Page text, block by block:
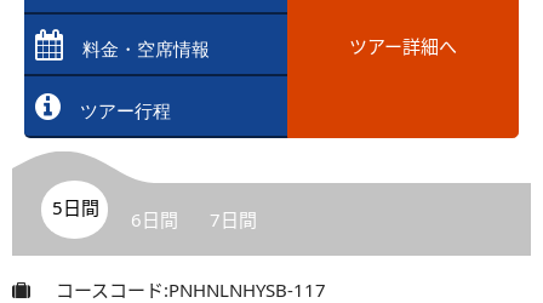
料金・空席情報
ツアー行程
ツアー詳細へ
5日間 6日間 7日間
コースコード:PNHNLNHYSB-117